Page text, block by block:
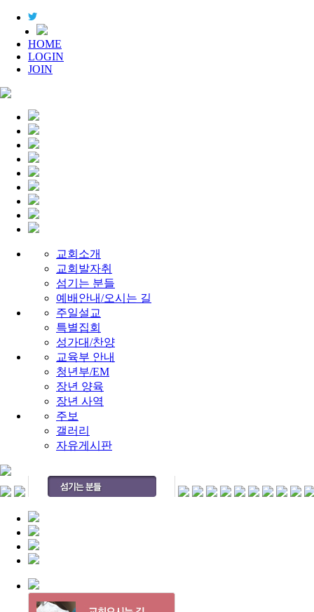
HOME
LOGIN
JOIN
교회소개
교회발자취
섬기는 분들
예배안내/오시는 길
주일설교
특별집회
성가대/찬양
교육부 안내
청년부/EM
장년 양육
장년 사역
주보
갤러리
자유게시판